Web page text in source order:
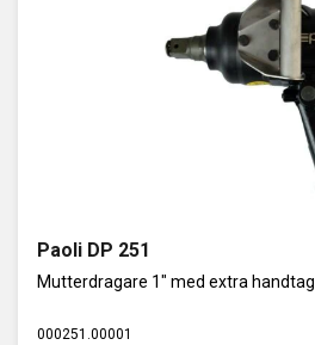
Paoli DP 251
Mutterdragare 1" med extra handtag
000251.00001